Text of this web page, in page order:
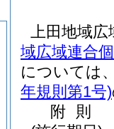
上田地域広
域広域連合
については
年規則第1号)
附 則